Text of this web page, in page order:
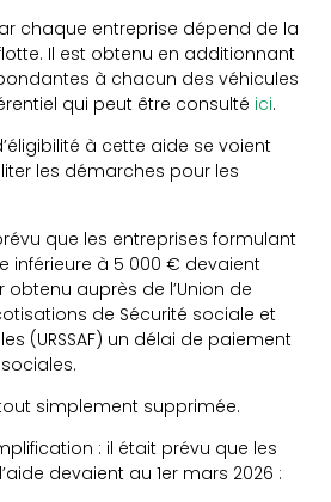
chaque entreprise dépend de la
Il est obtenu en additionnant
à chacun des véhicules
qui peut être consulté ici.
à cette aide se voient
les démarches pour les
que les entreprises formulant
inférieure à 5 000 € devaient
auprès de l’Union de
de Sécurité sociale et
(URSSAF) un délai de paiement
simplement supprimée.
: il était prévu que les
devaient au 1er mars 2026 :